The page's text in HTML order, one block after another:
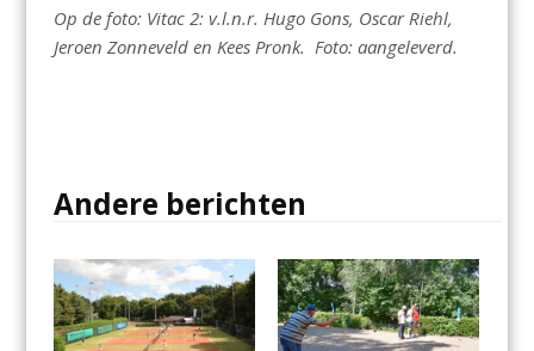
Op de foto: Vitac 2: v.l.n.r. Hugo Gons, Oscar Riehl,
Jeroen Zonneveld en Kees Pronk. Foto: aangeleverd.
Andere berichten